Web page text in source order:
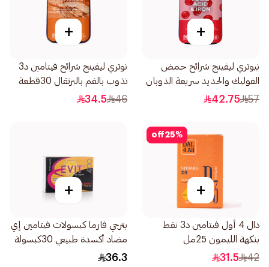
+
نيوتري ليفينج شرائح حمض
الفوليك والحديد سريعة الذوبان
بالفم 30قطعة
57
42.75
+
نوتري ليفينج شرائح فيتامين د3
تذوب بالفم بالبرتقال 30قطعة
46
34.5
25%
off
+
دال 4 أول فيتامين د3 نقط
بنكهة الليمون 25مل
42
31.5
+
بترجي فارما كبسولات فيتامين إي
مضاد أكسدة طبيعي 30كبسولة
36.3